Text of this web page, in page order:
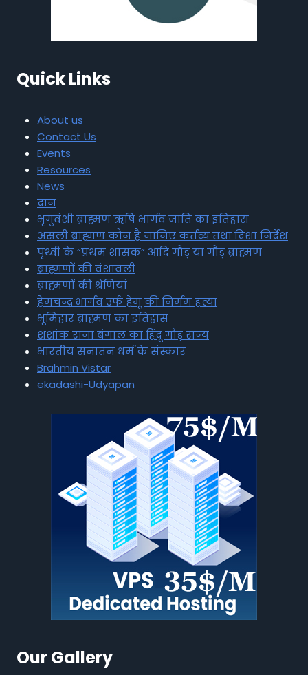
Quick Links
About us
Contact Us
Events
Resources
News
दान
भृगुवंशी ब्राह्मण ऋषि भार्गव जाति का इतिहास
असली ब्राह्मण कौन है जानिए कर्तव्य तथा दिशा निर्देश
पृथ्वी के “प्रथम शासक” आदि गौड़ या गौड़ ब्राह्मण
ब्राह्मणों की वंशावली
ब्राह्मणों की श्रेणियां
हेमचन्द्र भार्गव उर्फ हेमू की निर्मम हत्या
भूमिहार ब्राह्मण का इतिहास
शशांक राजा बंगाल का हिंदू गौड़ राज्य
भारतीय सनातन धर्म के संस्कार
Brahmin Vistar
ekadashi-Udyapan
Our Gallery